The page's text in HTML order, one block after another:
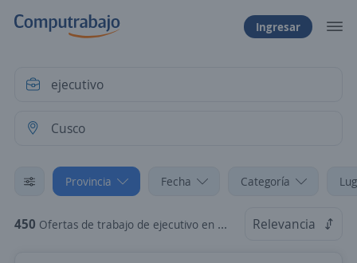
Ingresar
Provincia Fecha Categoría
450 Ofertas de trabajo de ejecutivo en Cusco Relevancia